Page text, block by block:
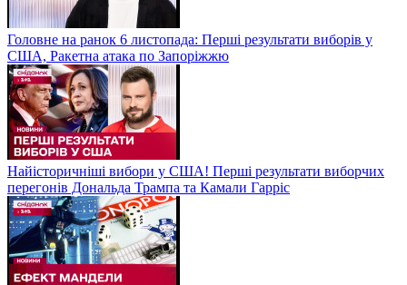
Головне на ранок 6 листопада: Перші результати виборів у
США, Ракетна атака по Запоріжжю
Найісторичніші вибори у США! Перші результати виборчих
перегонів Дональда Трампа та Камали Гарріс